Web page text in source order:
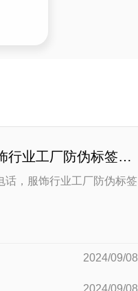
激光标签防伪，服饰行业工厂防伪标签印刷定制一站式服务
话，服饰行业工厂防伪标签
2024/09/08
2024/09/08